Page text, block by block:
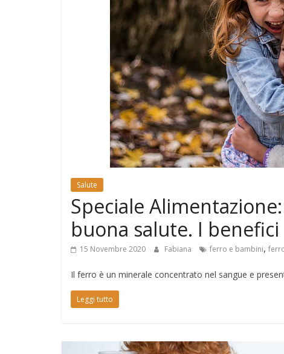
Salute
Speciale
buona salute. I benefici
15 Novembre 2020 Fabiana ferro e bambini,
Il ferro è un minerale concentrato nel sangue e
Leggi tutto